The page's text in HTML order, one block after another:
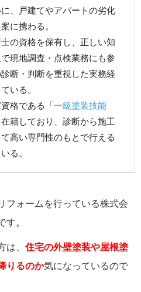
、戸建てやアパートの劣化
に携わる。
の資格を保有し、正しい知
現地調査・点検業務にも参
断・判断を重視した実務経
いる。
格である「 一級塗装技能
在籍しており、診断から施工
高い専門性のもとで行える
る。
フォームを行っている株式会
す。
は、 住宅の外壁塗装や屋根塗
りるのか気になっているので